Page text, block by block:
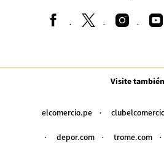
Visite también
elcomercio.pe
depor.com trome.com